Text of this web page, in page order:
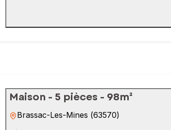
Maison - 5 pièces - 98m²
Brassac-Les-Mines (63570)